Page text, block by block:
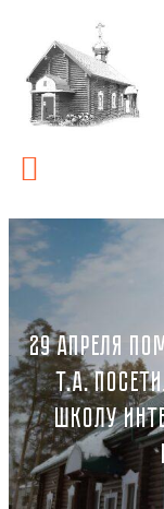
29 АПРЕЛЯ
Т.А.
ШКОЛУ